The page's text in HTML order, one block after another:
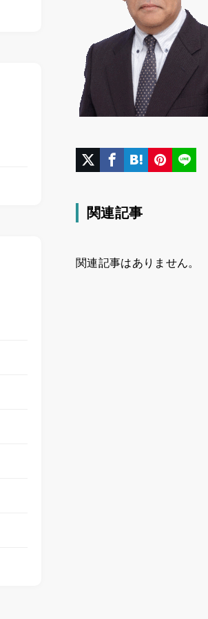
関連記事
関連記事はありません。